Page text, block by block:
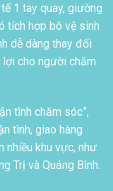
1 tay quay, giường
tích hợp bô vệ sinh
dễ dàng thay đổi
lợi cho người chăm
tình chăm sóc”,
tình, giao hàng
nhiều khu vực, như
Trị và Quảng Bình.